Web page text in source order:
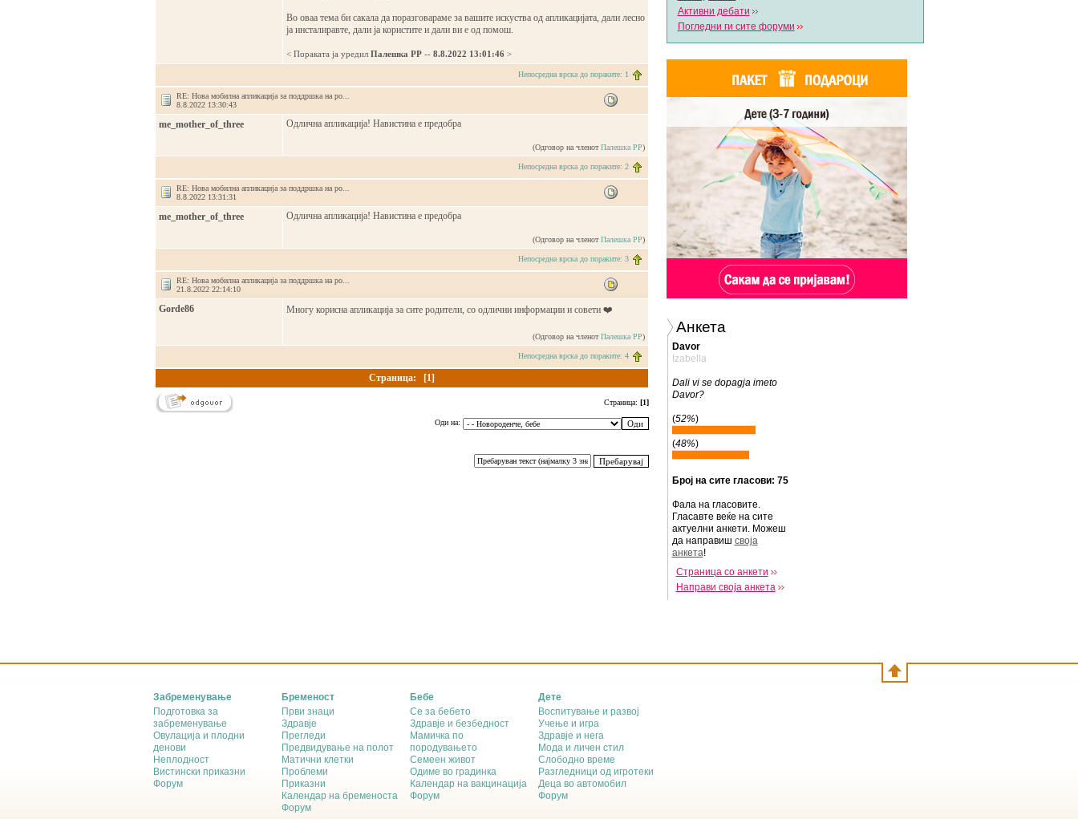
Во оваа тема би сакала да поразговараме за вашите искуства од апликацијата, дали лесно
ја инсталиравте, дали ја користите и дали ви е од помош.
< Поракaта ја уредил Палешка РР-- 8.8.2022 13:01:46 >
Непосредна врска до пораките: 1
RE: Нова мобилна апликација за поддршка на ро...
8.8.2022 13:30:43
me_mother_of_three Одлична апликација! Навистина е предобра
(Одговор на членотПалешка РР)
Непосредна врска до пораките: 2
RE: Нова мобилна апликација за поддршка на ро...
8.8.2022 13:31:31
me_mother_of_three Одлична апликација! Навистина е предобра
(Одговор на членотПалешка РР)
Непосредна врска до пораките: 3
RE: Нова мобилна апликација за поддршка на ро...
21.8.2022 22:14:10
Gorde86 Многу корисна апликација за сите родители, со одлични информации и совети ❤️
(Одговор на членотПалешка РР)
Непосредна врска до пораките: 4
Страница: [1]
Страница: [1]
Оди на:
Активни дебати
Погледни ги сите форуми
Анкета
Davor
Izabella
Dali vi se dopagja imeto
Davor?
(52%)
(48%)
Број на сите гласови: 75
Фала на гласовите.
Гласавте веќе на сите
актуелни анкети. Можеш
да направиш своја
анкета!
Страница со анкети
Направи своја анкета
Забременување
Подготовка за
забременување
Овулација и плодни
денови
Неплодност
Вистински приказни
Форум
Бременост
Први знаци
Здравје
Прегледи
Предвидување на полот
Матични клетки
Проблеми
Приказни
Календар на бременоста
Форум
Бебе
Се за бебето
Здравје и безбедност
Мамичка по
породувањето
Семеен живот
Одиме во градинка
Календар на вакцинација
Форум
Дете
Воспитување и развој
Учење и игра
Здравје и нега
Мода и личен стил
Слободно време
Разгледници од игротеки
Деца во автомобил
Форум